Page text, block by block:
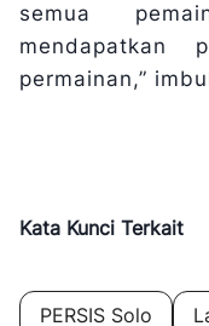
semua
mendapatkan
permainan,”
Kata Kunci Terkait
PERSIS Solo